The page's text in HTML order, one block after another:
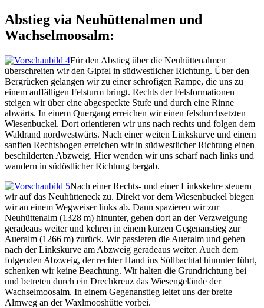
Abstieg via Neuhüttenalmen und
Wachselmoosalm:
Für den Abstieg über die Neuhüttenalmen
überschreiten wir den Gipfel in südwestlicher Richtung. Über den
Bergrücken gelangen wir zu einer schrofigen Rampe, die uns zu
einem auffälligen Felsturm bringt. Rechts der Felsformationen
steigen wir über eine abgespeckte Stufe und durch eine Rinne
abwärts. In einem Quergang erreichen wir einen felsdurchsetzten
Wiesenbuckel. Dort orientieren wir uns nach rechts und folgen dem
Waldrand nordwestwärts. Nach einer weiten Linkskurve und einem
sanften Rechtsbogen erreichen wir in südwestlicher Richtung einen
beschilderten Abzweig. Hier wenden wir uns scharf nach links und
wandern in südöstlicher Richtung bergab.
Nach einer Rechts- und einer Linkskehre steuern
wir auf das Neuhütteneck zu. Direkt vor dem Wiesenbuckel biegen
wir an einem Wegweiser links ab. Dann spazieren wir zur
Neuhüttenalm (1328 m) hinunter, gehen dort an der Verzweigung
geradeaus weiter und kehren in einem kurzen Gegenanstieg zur
Aueralm (1266 m) zurück. Wir passieren die Aueralm und gehen
nach der Linkskurve am Abzweig geradeaus weiter. Auch dem
folgenden Abzweig, der rechter Hand ins Söllbachtal hinunter führt,
schenken wir keine Beachtung. Wir halten die Grundrichtung bei
und betreten durch ein Drechkreuz das Wiesengelände der
Wachselmoosalm. In einem Gegenanstieg leitet uns der breite
Almweg an der Waxlmooshütte vorbei.